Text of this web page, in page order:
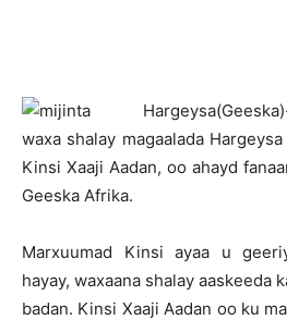
H
waxa shalay magaalada
Kinsi Xaaji Aadan, oo ahayd
Geeska Afrika.
Marxuumad Kinsi ayaa u
hayay, waxaana shalay aaskeeda
badan. Kinsi Xaaji Aadan oo ku